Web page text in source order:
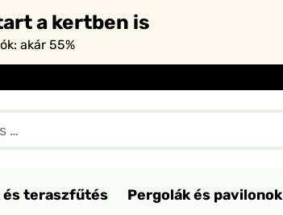
a kertben is
akár 55%
és teraszfűtés Pergolák és pavilonok